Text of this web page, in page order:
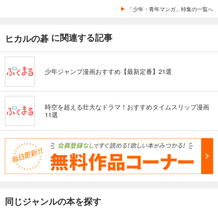
「少年・青年マンガ」特集の一覧へ
ヒカルの碁 に関連する記事
少年ジャンプ漫画おすすめ【最新定番】21選
時空を超える壮大なドラマ！おすすめタイムスリップ漫画
11選
同じジャンルの本を探す